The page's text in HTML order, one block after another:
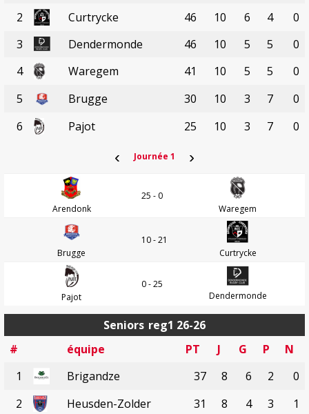
2
Curtrycke 46 10 6 4
0
3
Dendermonde 46 10 5 5
0
4
Waregem 41 10 5 5
0
5
Brugge 30 10 3 7
0
6
Pajot 25 10 3 7 0
‹ Journée 1 ›
Arendonk
25 - 0
Waregem
Brugge
10 - 21
Curtrycke
Pajot
0 - 25
Dendermonde
Seniors reg1 26-26
#
équipe PT J G P
N
1
Brigandze 37 8 6 2
0
2
Heusden-Zolder 31 8 4 3
1